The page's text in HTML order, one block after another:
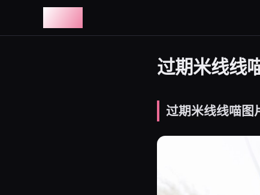
过期米线线
过期米线线喵图